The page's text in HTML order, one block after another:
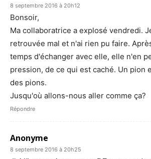
8 septembre 2016 à 20h12
Bonsoir,
Ma collaboratrice a explosé vendredi.
retrouvée mal et n'ai rien pu faire.
temps d'échanger avec elle, elle n'en
pression, de ce qui est caché. Un pion
des pions.
Jusqu'où allons-nous aller comme ça?
Répondre
Anonyme
8 septembre 2016 à 20h25